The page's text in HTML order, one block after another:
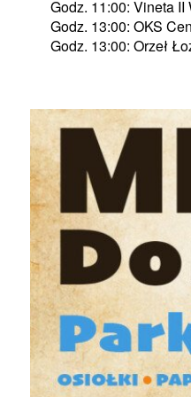
Godz. 11:00: Vineta
Godz. 13:00: OKS
Godz. 13:00: Orzeł